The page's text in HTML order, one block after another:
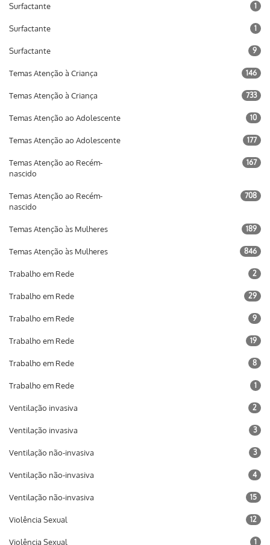
Surfactante 1
Surfactante 1
Surfactante 9
Temas Atenção à Criança 146
Temas Atenção à Criança 733
Temas Atenção ao Adolescente 10
Temas Atenção ao Adolescente 177
Temas Atenção ao Recém-
nascido
167
Temas Atenção ao Recém-
nascido
708
Temas Atenção às Mulheres 189
Temas Atenção às Mulheres 846
Trabalho em Rede 2
Trabalho em Rede 29
Trabalho em Rede 9
Trabalho em Rede 19
Trabalho em Rede 8
Trabalho em Rede 1
Ventilação invasiva 2
Ventilação invasiva 3
Ventilação não-invasiva 3
Ventilação não-invasiva 4
Ventilação não-invasiva 15
Violência Sexual 12
Violência Sexual 1